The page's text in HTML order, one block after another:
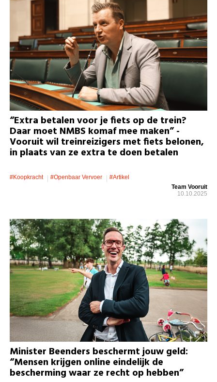
“Extra betalen voor je fiets op de trein?
Daar moet NMBS komaf mee maken” -
Vooruit wil treinreizigers met fiets belonen,
in plaats van ze extra te doen betalen
#koopkracht #openbaar Vervoer
#artikel
Team Vooruit
10.10.2025
Minister Beenders beschermt jouw geld:
“Mensen krijgen online eindelijk de
bescherming waar ze recht op hebben”